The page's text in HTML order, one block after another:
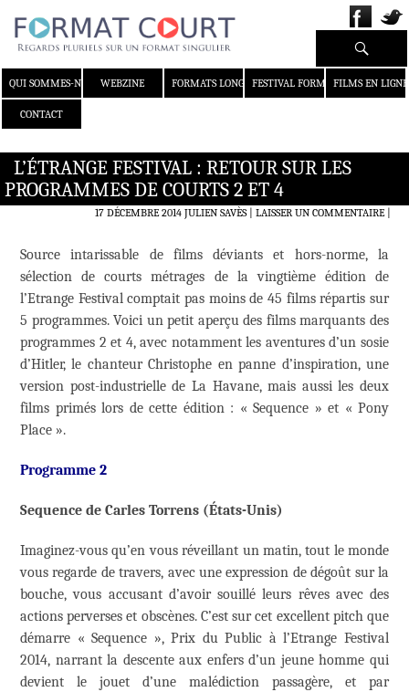
QUI SOMMES-NOUS ?WEBZINE FORMATS LONGS FESTIVAL FORMAT COURT
FILMS EN LIGNE
CONTACT
Recherche
L’ÉTRANGE FESTIVAL : RETOUR SUR LES
PROGRAMMES DE COURTS 2 ET 4
17 DÉCEMBRE 2014 JULIEN SAVÈS LAISSER UN COMMENTAIRE|
Source intarissable de films déviants et hors-norme, la
sélection de courts métrages de la vingtième édition de
l’Etrange Festival comptait pas moins de 45 films répartis sur
5 programmes. Voici un petit aperçu des films marquants des
programmes 2 et 4, avec notamment les aventures d’un sosie
d’Hitler, le chanteur Christophe en panne d’inspiration, une
version post-industrielle de La Havane, mais aussi les deux
films primés lors de cette édition : « Sequence » et « Pony
Place ».
Programme 2
Sequence de Carles Torrens (États-Unis)
Imaginez-vous qu’en vous réveillant un matin, tout le monde
vous regarde de travers, avec une expression de dégoût sur la
bouche, vous accusant d’avoir souillé leurs rêves avec des
actions perverses et obscènes. C’est sur cet excellent pitch que
démarre « Sequence », Prix du Public à l’Etrange Festival
2014, narrant la descente aux enfers d’un jeune homme qui
devient le jouet d’une malédiction passagère, et par